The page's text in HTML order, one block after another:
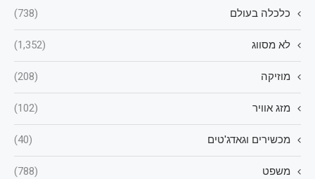
כלכלה בעולם (738)
לא מסווג (1,352)
מוזיקה (208)
מזג אוויר (102)
מכשירים וגאדג'טים (40)
משפט (788)